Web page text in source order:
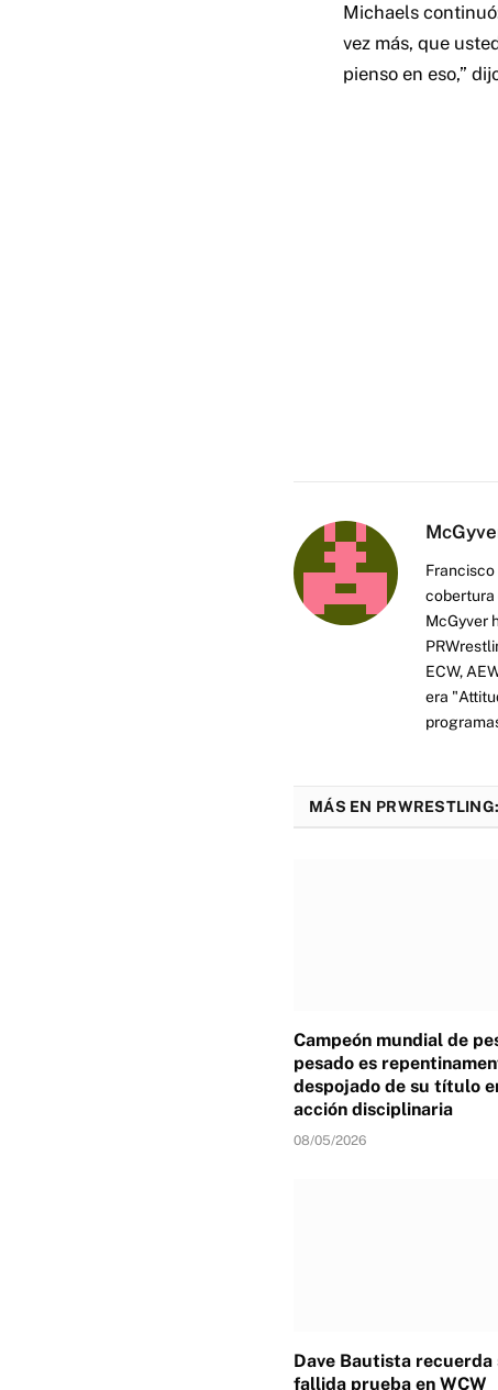
Michaels
vez más, que
pienso en eso,”
cobertura
McGyver
ECW,
era
MÁS EN PRWRESTLING:
Campeón mundial de
pesado es
despojado de su título
acción disciplinaria
08/05/2026
Dave Bautista recuerda
fallida prueba en WCW